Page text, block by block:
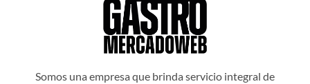
Somos una empresa que brinda servicio integral de